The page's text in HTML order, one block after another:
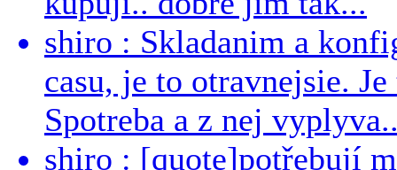
shiro : Skladanim a
casu, je to otravnejsie.
Spotreba a z nej
shiro : [quote]potřebují